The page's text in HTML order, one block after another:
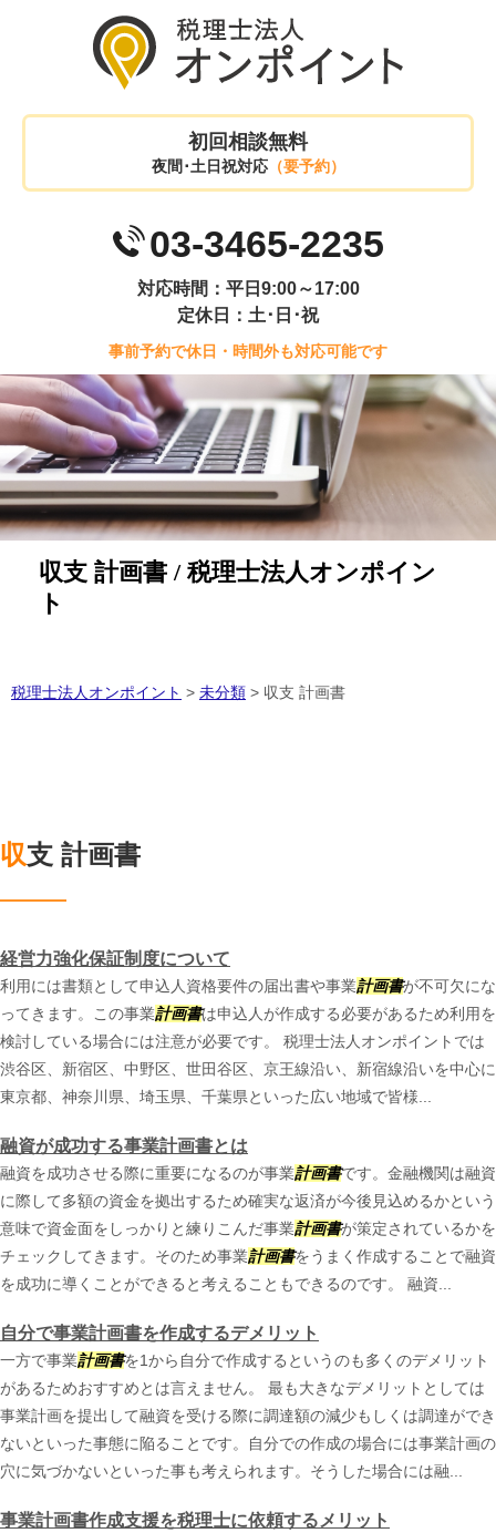
初回相談無料
夜間･土日祝対応（要予約）
03-3465-2235
対応時間：平日9:00～17:00
定休日：土･日･祝
事前予約で休日・時間外も対応可能です
収支 計画書 / 税理士法人オンポイン
ト
税理士法人オンポイント > 未分類 > 収支 計画書
収支 計画書
経営力強化保証制度について
利用には書類として申込人資格要件の届出書や事業計画書が不可欠にな
ってきます。この事業計画書は申込人が作成する必要があるため利用を
検討している場合には注意が必要です。 税理士法人オンポイントでは
渋谷区、新宿区、中野区、世田谷区、京王線沿い、新宿線沿いを中心に
東京都、神奈川県、埼玉県、千葉県といった広い地域で皆様...
融資が成功する事業計画書とは
融資を成功させる際に重要になるのが事業計画書です。金融機関は融資
に際して多額の資金を拠出するため確実な返済が今後見込めるかという
意味で資金面をしっかりと練りこんだ事業計画書が策定されているかを
チェックしてきます。そのため事業計画書をうまく作成することで融資
を成功に導くことができると考えることもできるのです。 融資...
自分で事業計画書を作成するデメリット
一方で事業計画書を1から自分で作成するというのも多くのデメリット
があるためおすすめとは言えません。 最も大きなデメリットとしては
事業計画を提出して融資を受ける際に調達額の減少もしくは調達ができ
ないといった事態に陥ることです。自分での作成の場合には事業計画の
穴に気づかないといった事も考えられます。そうした場合には融...
事業計画書作成支援を税理士に依頼するメリット